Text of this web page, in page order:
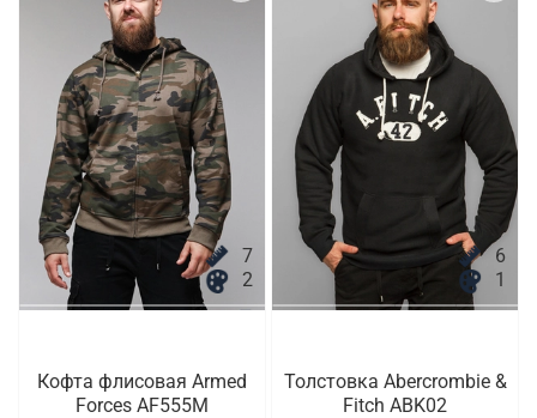
7
2
Кофта флисовая Armed
Forces AF555M
6
1
Толстовка Abercrombie &
Fitch ABK02